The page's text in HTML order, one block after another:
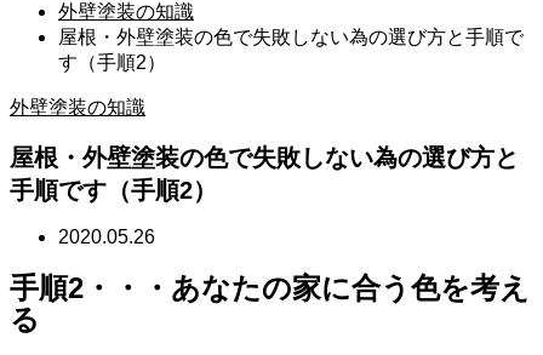
外壁塗装の知識
屋根・外壁塗装の色で失敗しない為の選び方と手順で
す（手順2）
外壁塗装の知識
屋根・外壁塗装の色で失敗しない為の選び方と
手順です（手順2）
2020.05.26
手順2 ・・・あなたの家に合う色を考え
る